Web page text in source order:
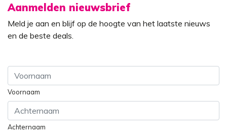
Aanmelden nieuwsbrief
Meld je aan en blijf op de hoogte van het laatste nieuws
en de beste deals.
Voornaam
Achternaam